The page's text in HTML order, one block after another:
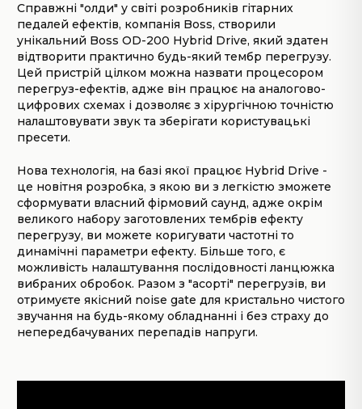
Справжні "олди" у світі розробників гітарних
педалей ефектів, компанія Boss, створили
унікальний Boss OD-200 Hybrid Drive, який здатен
відтворити практично будь-який тембр перегрузу.
Цей пристрій цілком можна назвати процесором
перегруз-ефектів, адже він працює на аналогово-
цифрових схемах і дозволяє з хірургічною точністю
налаштовувати звук та зберігати користувацькі
пресети.
Нова технологія, на базі якої працює Hybrid Drive -
це новітня розробка, з якою ви з легкістю зможете
сформувати власний фірмовий саунд, адже окрім
великого набору заготовлених тембрів ефекту
перегрузу, ви можете коригувати частотні то
динамічні параметри ефекту. Більше того, є
можливість налаштування послідовності ланцюжка
вибраних обробок. Разом з "асорті" перегрузів, ви
отримуєте якісний noise gate для кристально чистого
звучання на будь-якому обладнанні і без страху до
непередбачуваних перепадів напруги.